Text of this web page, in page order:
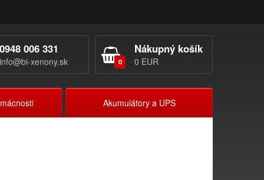
0
Nákupný košík
0 EUR
0948 006 331
info@bi-xenony.sk
Akumulátory a UPS